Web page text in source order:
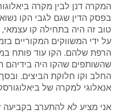
המקרה דנן לבין מקרה
בפסק הדין שגם לגבי הקו נשוא
טוב זה היה בתחילה קו
על ידי המשווקים המקוריים
הרפת שלהם. הקו עוד פותח
שהשותפים שהקו היה בידיהם
החלב וקו חלוקת הביצים.
אנאלוגי למקרה של
אני מציע לא להתערב בקביעה